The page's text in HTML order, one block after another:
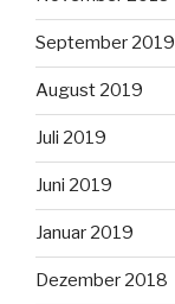
September 2019
August 2019
Juli 2019
Juni 2019
Januar 2019
Dezember 2018